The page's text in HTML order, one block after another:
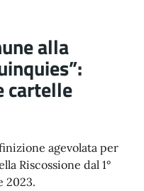
alla
cartelle
agevolata per
Riscossione dal 1°
2023.